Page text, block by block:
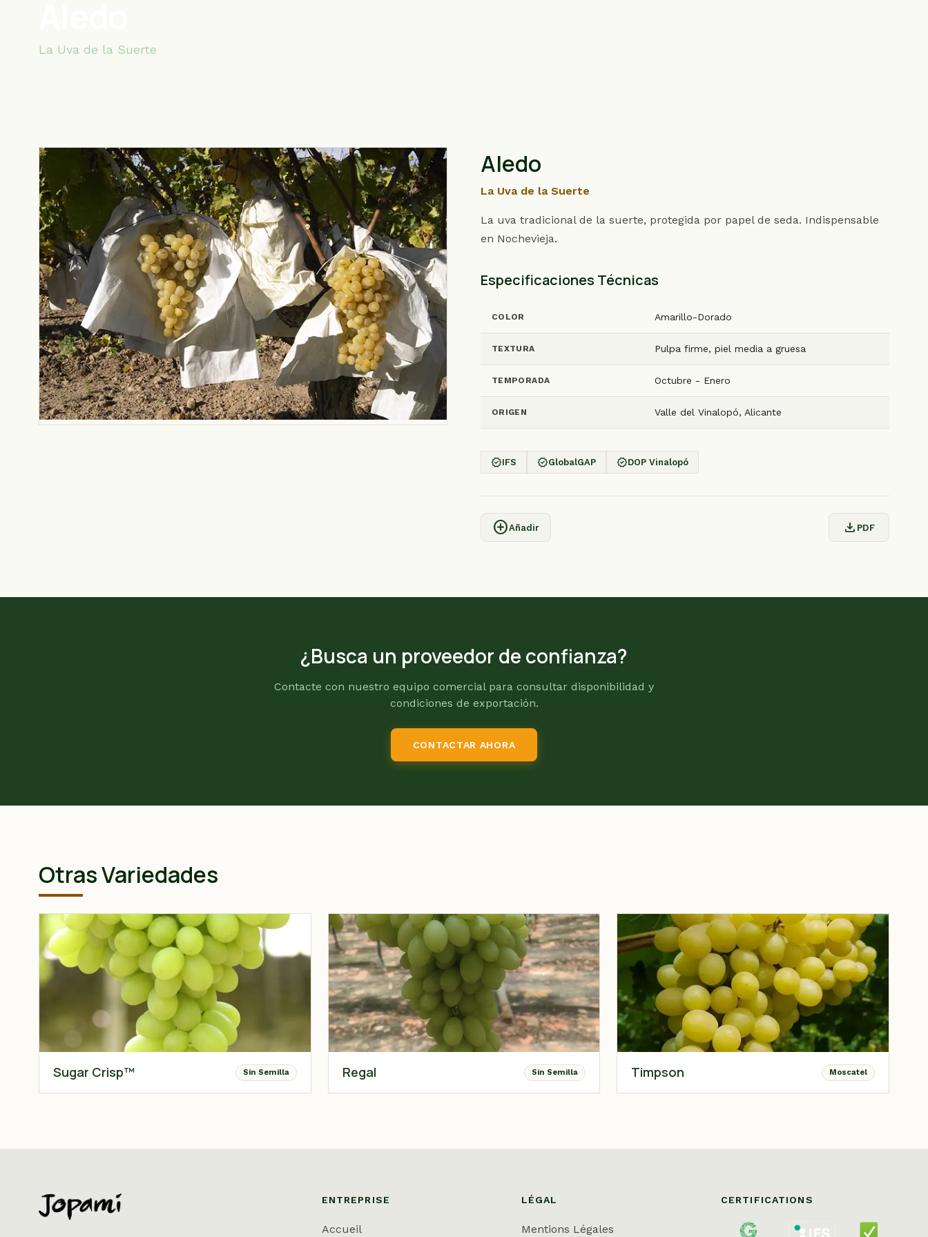
La Uva de la Suerte
Aledo
La Uva de la Suerte
La uva tradicional de la suerte, protegida por papel de seda. Indispensable
en Nochevieja.
Especificaciones Técnicas
COLOR Amarillo-Dorado
TEXTURA Pulpa firme, piel media a gruesa
TEMPORADA Octubre - Enero
ORIGEN Valle del Vinalopó, Alicante
verifiedIFS verifiedGlobalGAP verifiedDOP Vinalopó
add_circleAñadir download PDF
¿Busca un proveedor de confianza?
Contacte con nuestro equipo comercial para consultar disponibilidad y
condiciones de exportación.
CONTACTAR AHORA
Otras Variedades
Sugar Crisp™ Sin Semilla Regal Sin Semilla Timpson Moscatel
ENTREPRISE
Accueil
LÉGAL
Mentions Légales
CERTIFICATIONS